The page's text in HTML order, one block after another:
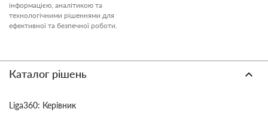
інформацією, аналітикою та
технологічними рішеннями для
ефективної та безпечної роботи.
Каталог рішень
Liga360: Керівник